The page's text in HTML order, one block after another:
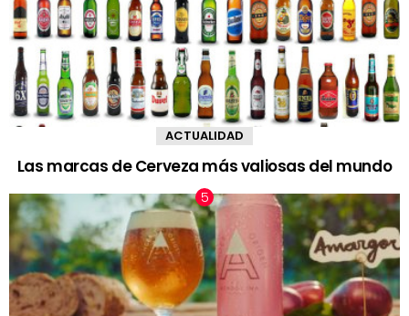
ACTUALIDAD
Las marcas de Cerveza más valiosas del mundo